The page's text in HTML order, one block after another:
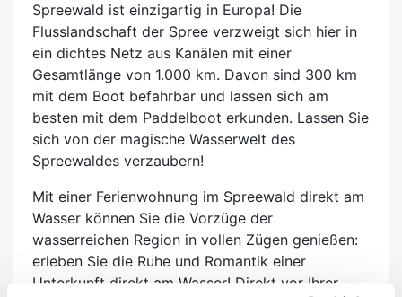
Spreewald ist einzigartig in Europa! Die
Flusslandschaft der Spree verzweigt sich hier in
ein dichtes Netz aus Kanälen mit einer
Gesamtlänge von 1.000 km. Davon sind 300 km
mit dem Boot befahrbar und lassen sich am
besten mit dem Paddelboot erkunden. Lassen Sie
sich von der magische Wasserwelt des
Spreewaldes verzaubern!
Mit einer Ferienwohnung im Spreewald direkt am
Wasser können Sie die Vorzüge der
wasserreichen Region in vollen Zügen genießen:
erleben Sie die Ruhe und Romantik einer
Unterkunft direkt am Wasser! Direkt vor Ihrer